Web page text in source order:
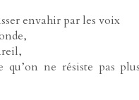
envahir par les voix
qu’on ne résiste pas